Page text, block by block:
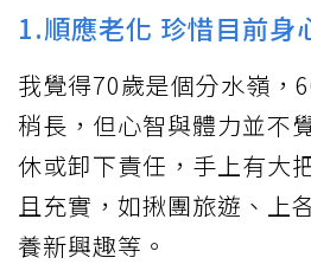
1.順應老化 珍惜目前身
我覺得70歲是個分水嶺，
稍長，但心智與體力並不
休或卸下責任，手上有大
且充實，如揪團旅遊、上
養新興趣等。